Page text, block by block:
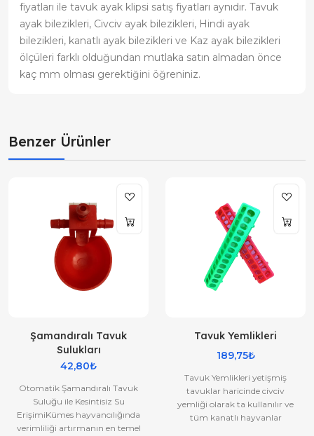
fiyatları ile tavuk ayak klipsi satış fiyatları aynıdır. Tavuk
ayak bilezikleri, Civciv ayak bilezikleri, Hindi ayak
bilezikleri, kanatlı ayak bilezikleri ve Kaz ayak bilezikleri
ölçüleri farklı olduğundan mutlaka satın almadan önce
kaç mm olması gerektiğini öğreniniz.
Benzer Ürünler
Şamandıralı Tavuk
Sulukları
42,80₺
Otomatik Şamandıralı Tavuk
Suluğu ile Kesintisiz Su
ErişimiKümes hayvancılığında
verimliliği artırmanın en temel
Tavuk Yemlikleri
189,75₺
Tavuk Yemlikleri yetişmiş
tavuklar haricinde civciv
yemliği olarak ta kullanılır ve
tüm kanatlı hayvanlar